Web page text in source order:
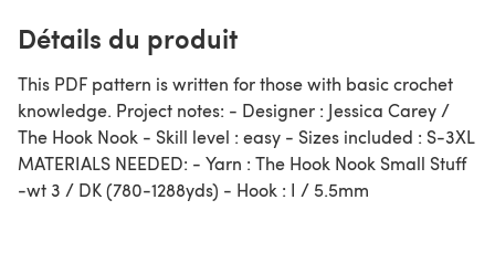
Détails du produit
This PDF pattern is written for those with basic crochet
knowledge. Project notes: - Designer : Jessica Carey /
The Hook Nook - Skill level : easy - Sizes included : S-3XL
MATERIALS NEEDED: - Yarn : The Hook Nook Small Stuff
-wt 3 / DK (780-1288yds) - Hook : I / 5.5mm